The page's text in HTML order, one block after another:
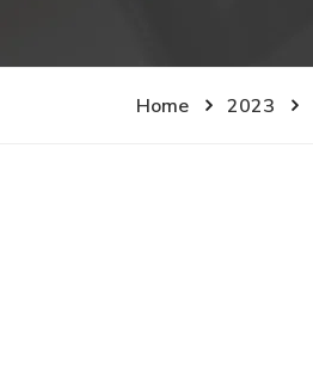
Home 2023